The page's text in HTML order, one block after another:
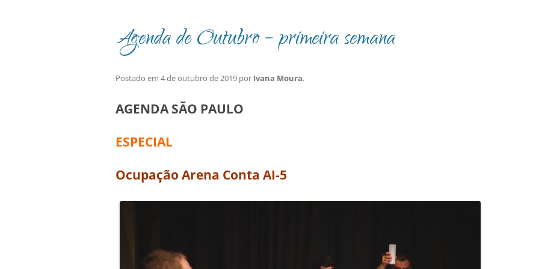
Agenda de Outubro – primeira semana
Postado em 4 de outubro de 2019 por Ivana Moura.
AGENDA SÃO PAULO
ESPECIAL
Ocupação Arena Conta AI-5